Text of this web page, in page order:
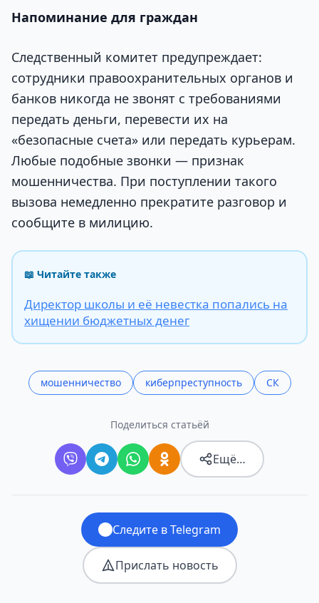
Напоминание для граждан
Следственный комитет предупреждает:
сотрудники правоохранительных органов и
банков никогда не звонят с требованиями
передать деньги, перевести их на
«безопасные счета» или передать курьерам.
Любые подобные звонки — признак
мошенничества. При поступлении такого
вызова немедленно прекратите разговор и
сообщите в милицию.
📖 Читайте также
Директор школы и её невестка попались на
хищении бюджетных денег
мошенничество киберпреступность СК
Поделиться статьёй
Ещё…
Следите в Telegram
Прислать новость